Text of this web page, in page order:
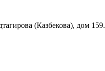
(Казбекова), дом 159.